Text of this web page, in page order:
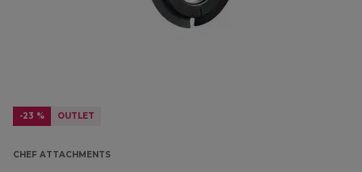
-23 % OUTLET
CHEF ATTACHMENTS